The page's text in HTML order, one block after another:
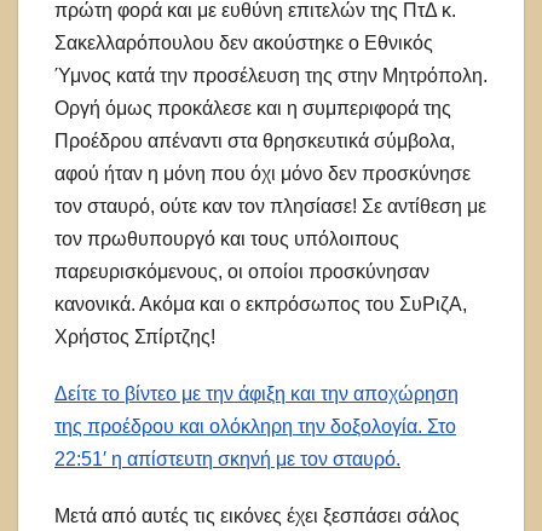
πρώτη φορά και με ευθύνη επιτελών της ΠτΔ κ.
Σακελλαρόπουλου δεν ακούστηκε ο Εθνικός
Ύμνος κατά την προσέλευση της στην Μητρόπολη.
Οργή όμως προκάλεσε και η συμπεριφορά της
Προέδρου απέναντι στα θρησκευτικά σύμβολα,
αφού ήταν η μόνη που όχι μόνο δεν προσκύνησε
τον σταυρό, ούτε καν τον πλησίασε! Σε αντίθεση με
τον πρωθυπουργό και τους υπόλοιπους
παρευρισκόμενους, οι οποίοι προσκύνησαν
κανονικά. Ακόμα και ο εκπρόσωπος του ΣυΡιζΑ,
Χρήστος Σπίρτζης!
Δείτε το βίντεο με την άφιξη και την αποχώρηση
της προέδρου και ολόκληρη την δοξολογία. Στο
22:51′ η απίστευτη σκηνή με τον σταυρό.
Μετά από αυτές τις εικόνες έχει ξεσπάσει σάλος